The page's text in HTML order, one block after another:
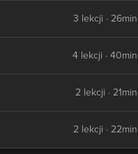
3 lekcji · 26min
4 lekcji · 40min
2 lekcji · 21min
2 lekcji · 22min